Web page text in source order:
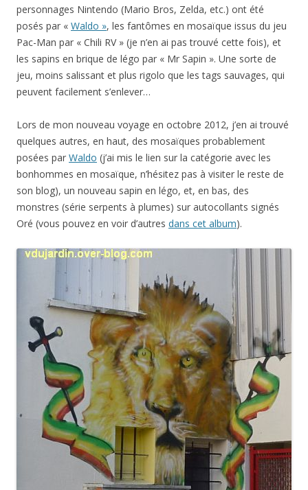
personnages Nintendo (Mario Bros, Zelda, etc.) ont été
posés par « Waldo », les fantômes en mosaïque issus du jeu
Pac-Man par « Chili RV » (je n’en ai pas trouvé cette fois), et
les sapins en brique de légo par « Mr Sapin ». Une sorte de
jeu, moins salissant et plus rigolo que les tags sauvages, qui
peuvent facilement s’enlever…
Lors de mon nouveau voyage en octobre 2012, j’en ai trouvé
quelques autres, en haut, des mosaïques probablement
posées par Waldo (j’ai mis le lien sur la catégorie avec les
bonhommes en mosaïque, n’hésitez pas à visiter le reste de
son blog), un nouveau sapin en légo, et, en bas, des
monstres (série serpents à plumes) sur autocollants signés
Oré (vous pouvez en voir d’autres dans cet album).